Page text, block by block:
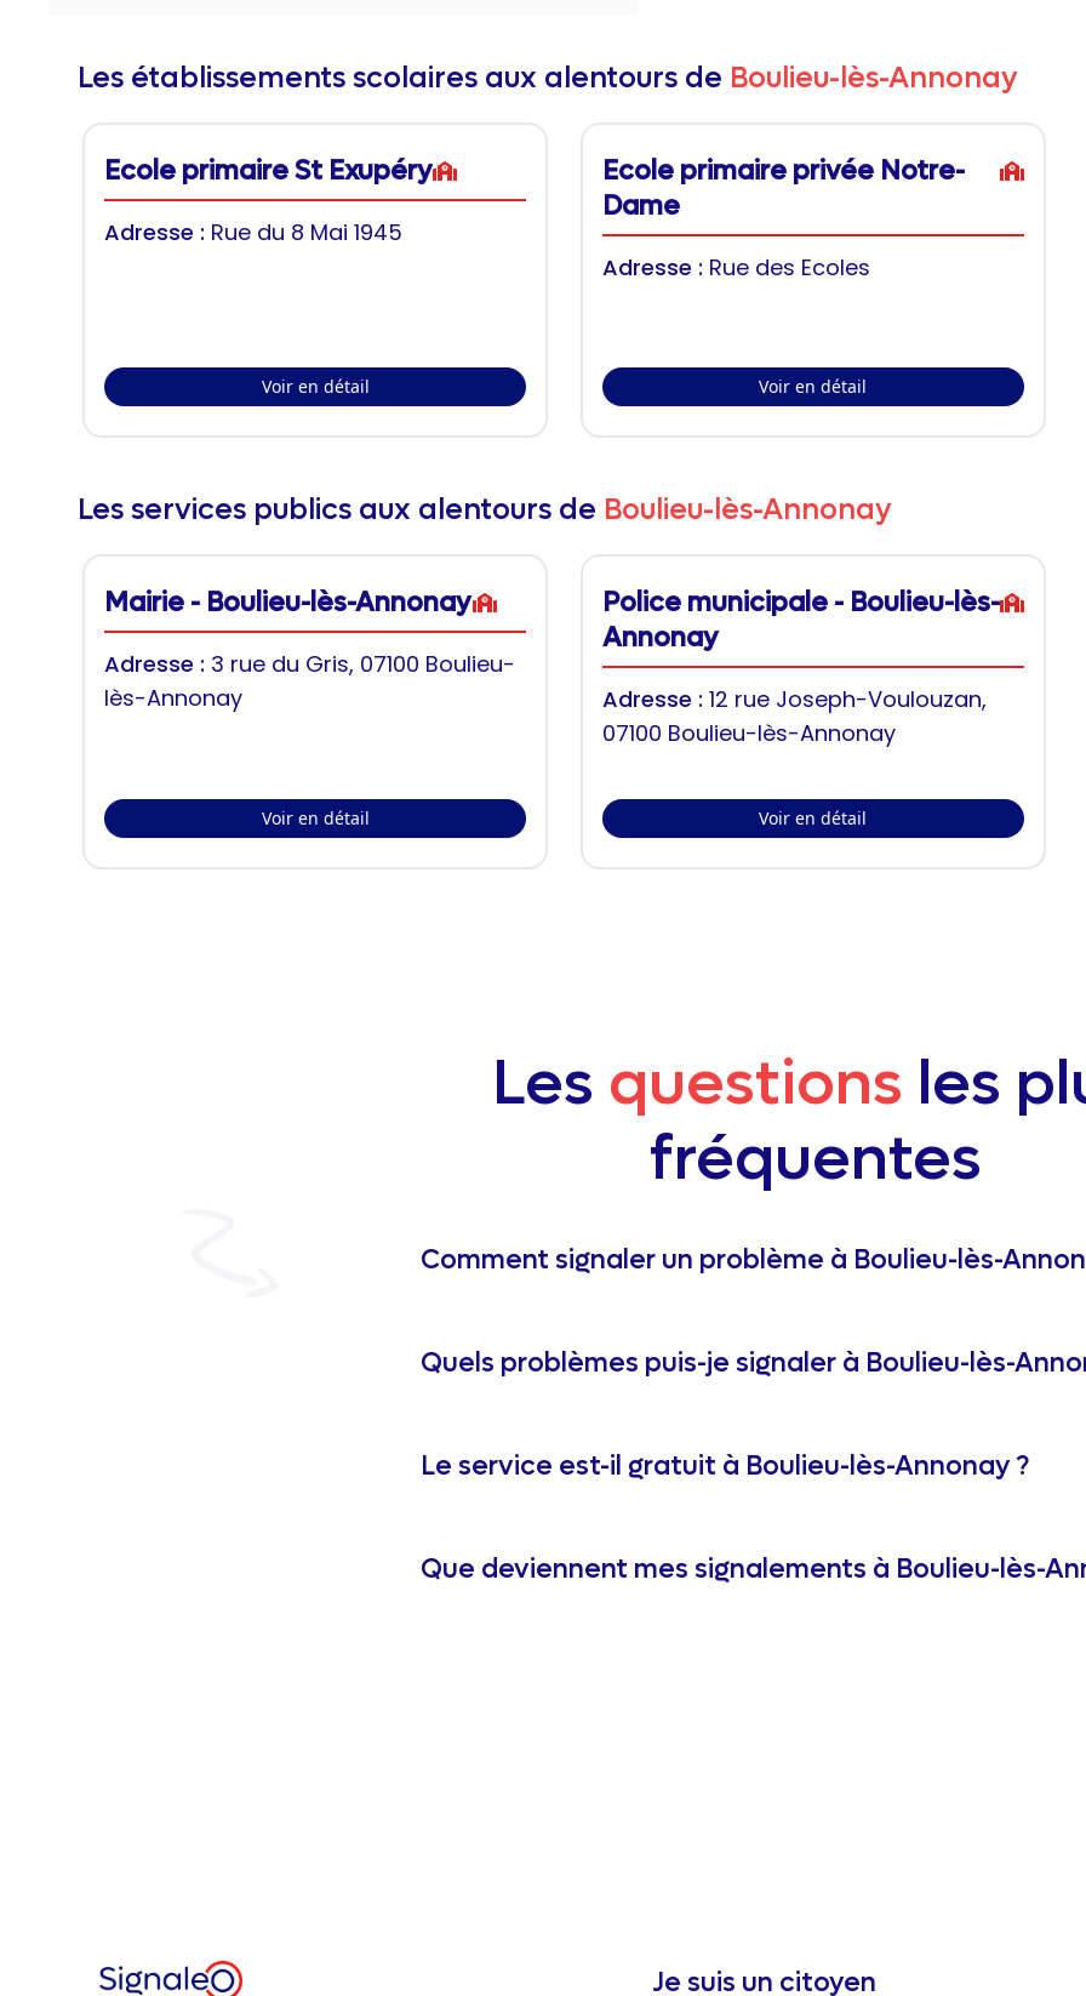
Les établissements scolaires aux alentours de Boulieu-lès-Annonay
Ecole primaire St Exupéry
Adresse : Rue du 8 Mai 1945
Voir en détail
Ecole primaire privée Notre-
Dame
Adresse : Rue des Ecoles
Voir en détail
Les services publics aux alentours de Boulieu-lès-Annonay
Mairie - Boulieu-lès-Annonay
Adresse : 3 rue du Gris, 07100 Boulieu-
lès-Annonay
Voir en détail
Police municipale - Boulieu-lès-
Annonay
Adresse : 12 rue Joseph-Voulouzan,
07100 Boulieu-lès-Annonay
Voir en détail
Les questions les
fréquentes
Comment signaler un problème à Boulieu-lès-
Quels problèmes puis-je signaler à Boulieu-lès-
Le service est-il gratuit à Boulieu-lès-Annonay ?
Que deviennent mes signalements à Boulieu-lès-
Je suis un citoyen